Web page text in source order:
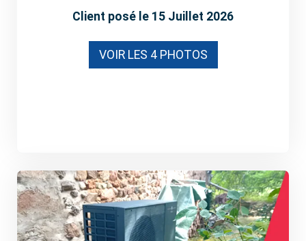
Client posé le 15 Juillet 2026
VOIR LES 4 PHOTOS